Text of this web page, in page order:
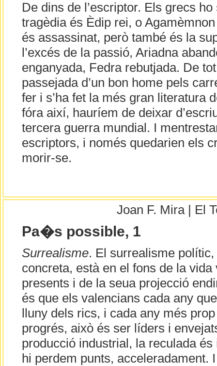
De dins de l’escriptor. Els grecs
tragèdia és Èdip rei, o
és assassinat, però també és la
l’excés de la passió, Ariadna
enganyada, Fedra rebutjada. De
passejada d’un bon home pels
fer i s’ha fet la més gran literatura
fóra així, hauríem de deixar
tercera guerra mundial. I
escriptors, i només quedarien els
morir-se.
Joan F. Mira | El
Pa�s possible, 1
Surrealisme. El surrealisme
concreta, està en el fons de la
presents i de la seua projecció
és que els valencians cada any
lluny dels rics, i cada any més
progrés, això és ser líders i
producció industrial, la reculada
hi perdem punts, acceleradament.